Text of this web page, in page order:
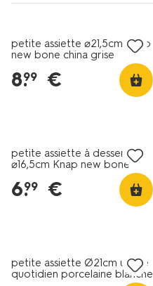
petite assiette ⌀21,5cm Knap
new bone china grise
8.
99 €
petite assiette à dessert
⌀16,5cm Knap new bone
6.
99 €
petite assiette Ø21cm usage
quotidien porcelaine blanche